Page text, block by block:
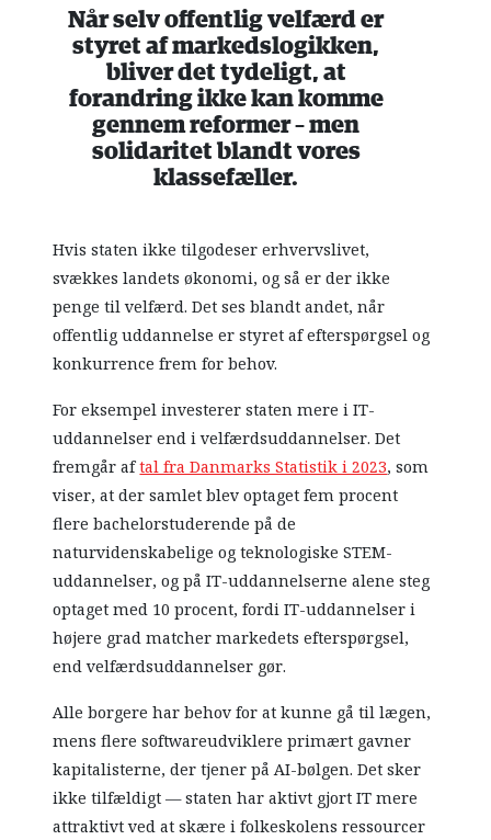
Når selv offentlig velfærd er
styret af markedslogikken,
bliver det tydeligt, at
forandring ikke kan komme
gennem reformer – men
solidaritet blandt vores
klassefæller.
Hvis staten ikke tilgodeser erhvervslivet,
svækkes landets økonomi, og så er der ikke
penge til velfærd. Det ses blandt andet, når
offentlig uddannelse er styret af efterspørgsel og
konkurrence frem for behov.
For eksempel investerer staten mere i IT-
uddannelser end i velfærdsuddannelser. Det
fremgår aftal fra Danmarks Statistik i 2023, som
viser, at der samlet blev optaget fem procent
flere bachelorstuderende på de
naturvidenskabelige og teknologiske STEM-
uddannelser, og på IT-uddannelserne alene steg
optaget med 10 procent, fordi IT-uddannelser i
højere grad matcher markedets efterspørgsel,
end velfærdsuddannelser gør.
Alle borgere har behov for at kunne gå til lægen,
mens flere softwareudviklere primært gavner
kapitalisterne, der tjener på AI-bølgen. Det sker
ikke tilfældigt — staten har aktivt gjort IT mere
attraktivt ved at skære i folkeskolens ressourcer